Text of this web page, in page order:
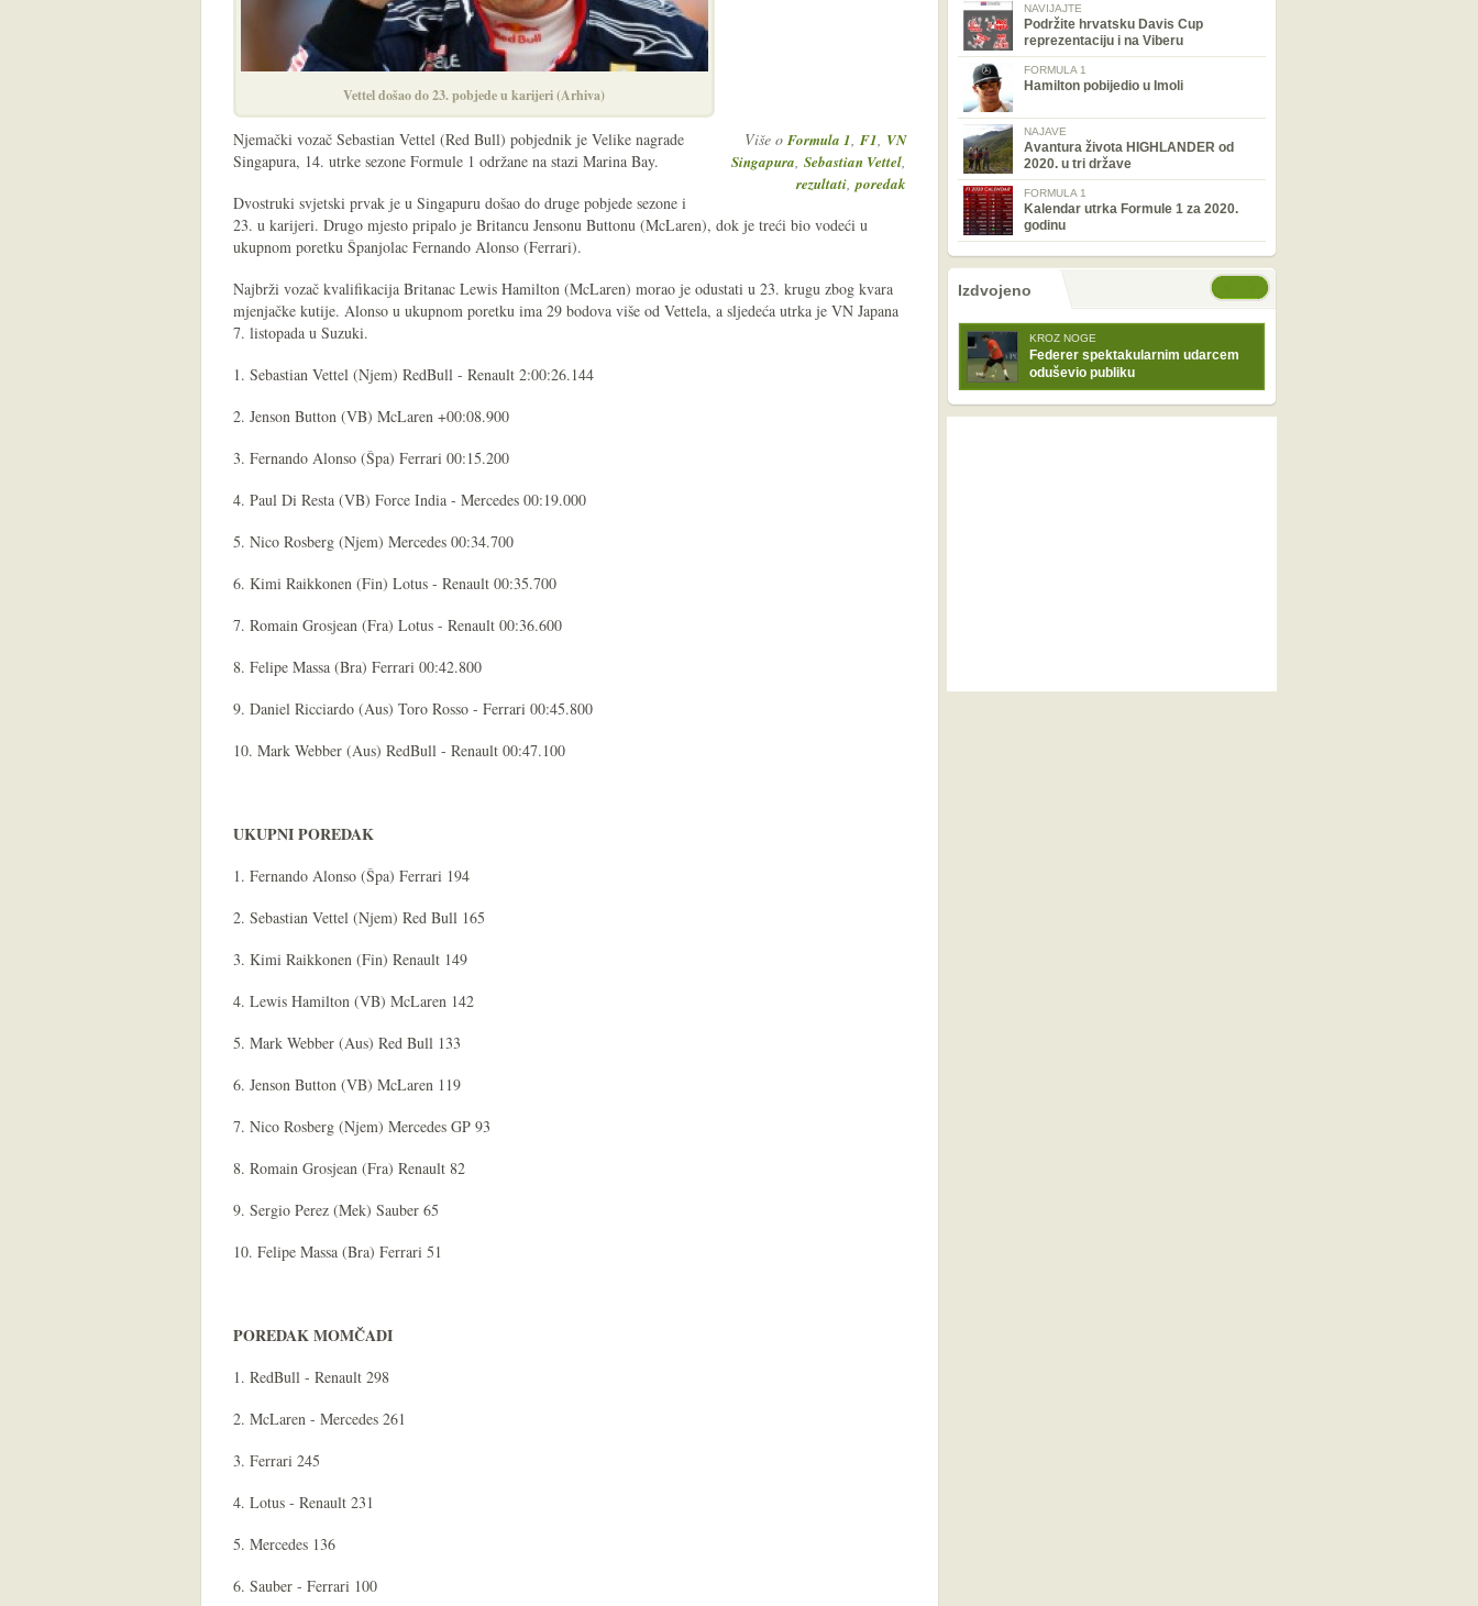
Vettel došao do 23. pobjede u karijeri (Arhiva)
Više o Formula 1, F1, VN
Singapura, Sebastian Vettel,
rezultati,poredak
Njemački vozač Sebastian Vettel (Red Bull) pobjednik je Velike nagrade
Singapura, 14. utrke sezone Formule 1 održane na stazi Marina Bay.
Dvostruki svjetski prvak je u Singapuru došao do druge pobjede sezone i
23. u karijeri. Drugo mjesto pripalo je Britancu Jensonu Buttonu (McLaren), dok je treći bio vodeći u
ukupnom poretku Španjolac Fernando Alonso (Ferrari).
Najbrži vozač kvalifikacija Britanac Lewis Hamilton (McLaren) morao je odustati u 23. krugu zbog kvara
mjenjačke kutije. Alonso u ukupnom poretku ima 29 bodova više od Vettela, a sljedeća utrka je VN Japana
7. listopada u Suzuki.
1. Sebastian Vettel (Njem) RedBull - Renault 2:00:26.144
2. Jenson Button (VB) McLaren +00:08.900
3. Fernando Alonso (Špa) Ferrari 00:15.200
4. Paul Di Resta (VB) Force India - Mercedes 00:19.000
5. Nico Rosberg (Njem) Mercedes 00:34.700
6. Kimi Raikkonen (Fin) Lotus - Renault 00:35.700
7. Romain Grosjean (Fra) Lotus - Renault 00:36.600
8. Felipe Massa (Bra) Ferrari 00:42.800
9. Daniel Ricciardo (Aus) Toro Rosso - Ferrari 00:45.800
10. Mark Webber (Aus) RedBull - Renault 00:47.100
UKUPNI POREDAK
1. Fernando Alonso (Špa) Ferrari 194
2. Sebastian Vettel (Njem) Red Bull 165
3. Kimi Raikkonen (Fin) Renault 149
4. Lewis Hamilton (VB) McLaren 142
5. Mark Webber (Aus) Red Bull 133
6. Jenson Button (VB) McLaren 119
7. Nico Rosberg (Njem) Mercedes GP 93
8. Romain Grosjean (Fra) Renault 82
9. Sergio Perez (Mek) Sauber 65
10. Felipe Massa (Bra) Ferrari 51
POREDAK MOMČADI
1. RedBull - Renault 298
2. McLaren - Mercedes 261
3. Ferrari 245
4. Lotus - Renault 231
5. Mercedes 136
6. Sauber - Ferrari 100
NAVIJAJTE
Podržite hrvatsku Davis Cup
reprezentaciju i na Viberu
FORMULA 1
Hamilton pobijedio u Imoli
NAJAVE
Avantura života HIGHLANDER od
2020. u tri države
FORMULA 1
Kalendar utrka Formule 1 za 2020.
godinu
nema prethodne stranice
nema sljedeće stranice
Izdvojeno
KROZ NOGE
Federer spektakularnim udarcem
oduševio publiku